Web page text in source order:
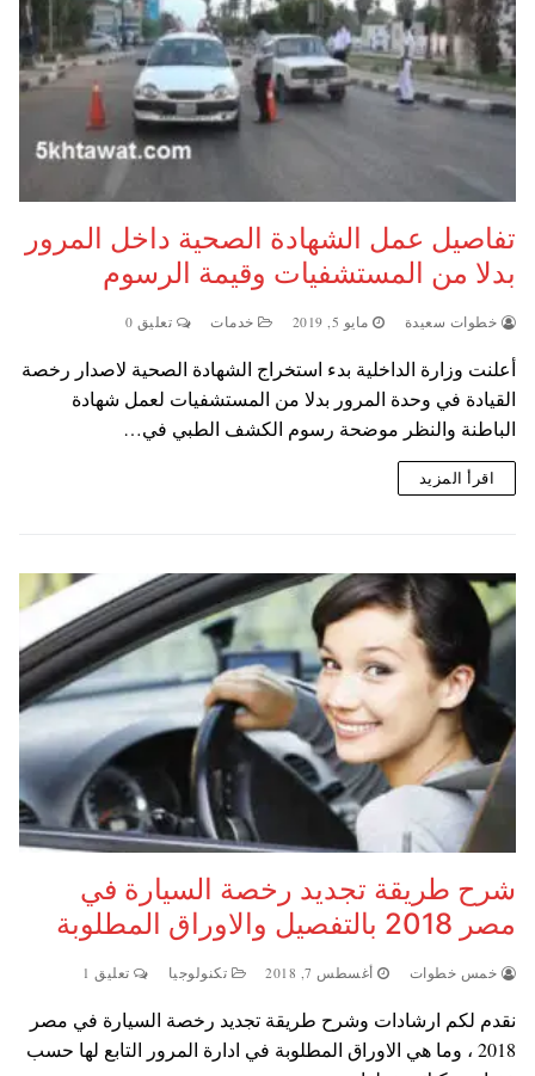
تفاصيل عمل الشهادة الصحية داخل المرور
بدلا من المستشفيات وقيمة الرسوم
خطوات سعيدة مايو 5, 2019 خدمات تعليق 0
أعلنت وزارة الداخلية بدء استخراج الشهادة الصحية لاصدار رخصة
القيادة في وحدة المرور بدلا من المستشفيات لعمل شهادة
الباطنة والنظر موضحة رسوم الكشف الطبي في…
اقرأ المزيد
شرح طريقة تجديد رخصة السيارة في
مصر 2018 بالتفصيل والاوراق المطلوبة
خمس خطوات أغسطس 7, 2018 تكنولوجيا تعليق 1
نقدم لكم ارشادات وشرح طريقة تجديد رخصة السيارة في مصر
2018 ، وما هي الاوراق المطلوبة في ادارة المرور التابع لها حسب